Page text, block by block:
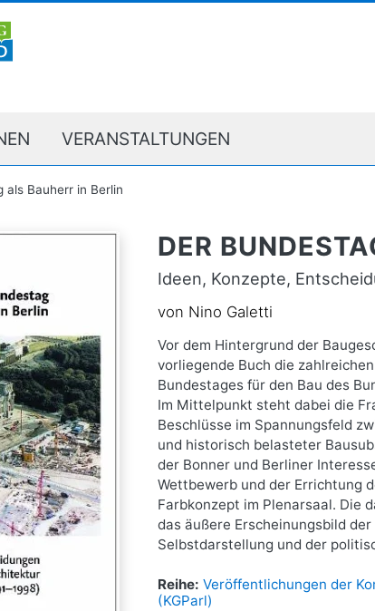
VERANSTALTUNGEN
als Bauherr in Berlin
DER
Ideen, Konzepte,
von Nino Galetti
Vor dem Hintergrund der
vorliegende Buch die
Bundestages für den Bau des
Im Mittelpunkt steht dabei die
Beschlüsse im Spannungsfeld
und historisch belasteter
der Bonner und Berliner
Wettbewerb und der Errichtung
Farbkonzept im Plenarsaal. Die
das äußere Erscheinungsbild
Selbstdarstellung und der
Reihe: Veröffentlichungen der
(KGParl)